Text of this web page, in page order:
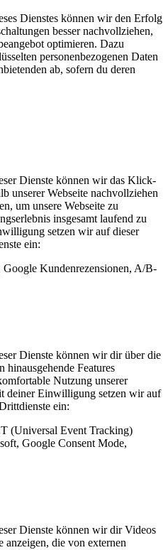
Dienstes können wir den Erfolg
besser nachvollziehen,
optimieren. Dazu
personenbezogenen Daten
ab, sofern du deren
Dienste können wir das Klick-
unserer Webseite nachvollziehen
um unsere Webseite zu
insgesamt laufend zu
setzen wir auf dieser
ein:
Kundenrezensionen, A/B-
Dienste können wir dir über die
hinausgehende Features
Nutzung unserer
deiner Einwilligung setzen wir auf
ein:
(Universal Event Tracking)
Google Consent Mode,
Dienste können wir dir Videos
anzeigen, die von externen